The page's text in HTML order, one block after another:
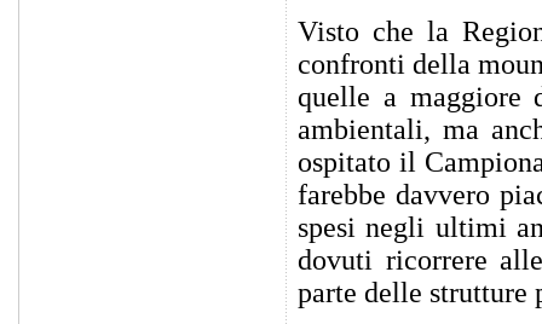
Visto che la
confronti della
quelle a maggiore
ambientali, ma
ospitato il
farebbe davvero
spesi negli ultimi
dovuti ricorrere
parte delle strutture